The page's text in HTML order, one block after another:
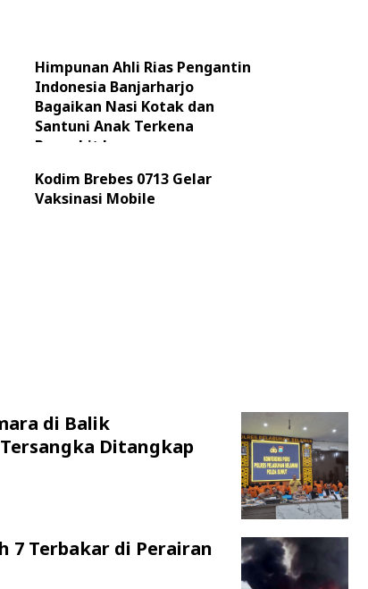
Himpunan Ahli Rias Pengantin
Indonesia Banjarharjo
Bagaikan Nasi Kotak dan
Santuni Anak Terkena
Penyakit Lupus
Kodim Brebes 0713 Gelar
Vaksinasi Mobile
di Balik
Ditangkap
7 Terbakar di Perairan